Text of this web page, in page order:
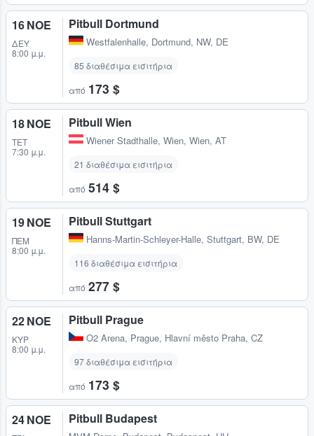
16 ΝΟΕ
ΔΕΥ
8:00 μ.μ.
Pitbull Dortmund
Westfalenhalle, Dortmund, NW, DE
85 διαθέσιμα εισιτήρια
από 173 $
18 ΝΟΕ
ΤΕΤ
7:30 μ.μ.
Pitbull Wien
Wiener Stadthalle, Wien, Wien, AT
21 διαθέσιμα εισιτήρια
από 514 $
19 ΝΟΕ
ΠΈΜ
8:00 μ.μ.
Pitbull Stuttgart
Hanns-Martin-Schleyer-Halle, Stuttgart, BW, DE
116 διαθέσιμα εισιτήρια
από 277 $
22 ΝΟΕ
ΚΥΡ
8:00 μ.μ.
Pitbull Prague
O2 Arena, Prague, Hlavní město Praha, CZ
97 διαθέσιμα εισιτήρια
από 173 $
24 ΝΟΕ Pitbull Budapest